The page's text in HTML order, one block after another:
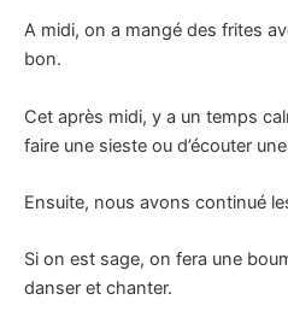
A midi, on a mangé des frites
bon.
Cet après midi, y a un temps
faire une sieste ou d’écouter
Ensuite, nous avons continué
Si on est sage, on fera une
danser et chanter.